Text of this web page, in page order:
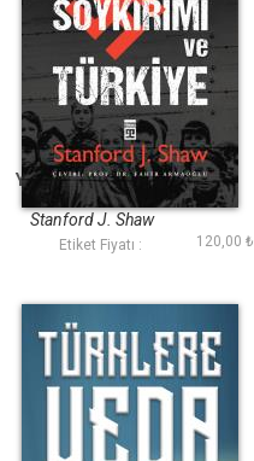
Yahudi Soykırımı ve
Türkiye
Stanford J. Shaw
Etiket Fiyatı : 120,00 ₺